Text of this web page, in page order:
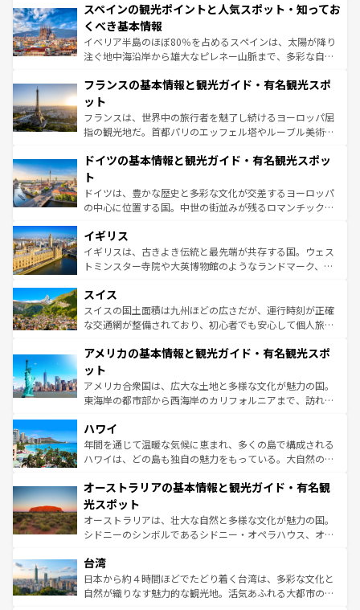
ろん、トスカーナの美しい田園風景やアマルフィ海岸の絶
景など、自然景観も見逃せない。観光の合間には、本場の
ピザやパスタなど、絶品のイタリア料理を堪能することも
できる。朝目覚めてから夜眠るまで、すべての瞬間を楽し
なお、新着のイタリア情報はコンテンツ一覧を参照してほ
しい。
スペインの観光ポイントと人気スポット・知ってお
くべき基本情報
イベリア半島のほぼ80％を占めるスペインは、太陽が降り
注ぐ地中海沿岸から雄大なピレネー山脈まで、多彩な自然
文化が根付くこの国では、情熱的なフラメンコ、熱気あふ
れる闘牛、そして美味しいタパスが生活の一部となってい
る。首都マドリードの洗練された雰囲気や、バルセロナの
アートに溢れた街角から、地方では古代ローマ遺跡や中世
せる。地方によって風土や気候が異なるスペインはその個
ンテンツ一覧 を参照してほしい。
フランスの基本情報と観光ガイド・有名観光スポ
ット
フランスは、世界中の旅行者を魅了し続けるヨーロッパ屈
指の観光地だ。首都パリのエッフェル塔やルーブル美術館
で、幅広い魅力が詰まっている。華麗な宮殿、歴史的な大
聖堂、美しいビーチ、そして豊かな自然が、訪れる者を心
から魅了する。また、フランスは美食の国としても知ら
れ、フランス料理はユネスコ無形文化遺産にも登録されて
香り高いラベンダー畑など、多彩な楽しみ方が可能だ。さ
らに、パリ以外の地域にも魅力が溢れており、どの街角に
も豊かな歴史と文化が息づいている。パリ以外の個性あふ
を参照してほしい。
ドイツの基本情報と観光ガイド・有名観光スポッ
ト
ドイツは、豊かな歴史と多彩な文化が交差するヨーロッパ
の中心に位置する国。中世の街並みが残るロマンチック街
顔を持つこの国は、どこを歩いても飽きることがない。ベ
ルリンの文化的活気、バイエルン州のアルプスの絶景、そ
してライン川沿いのワイン畑といった風景は必見。ビール
は、お酒好きな人にはぜひ体験してほしい。 なお、新着の
ドイツ情報はコンテンツ一覧を参照してほしい。
イギリス
イギリスは、古きよき伝統と最先端が共存する国。ウェス
トミンスター寺院や大英博物館のようなランドマーク、歴
リアごとに異なる魅力がある。また、優雅なアフタヌーン
ティー、ビール好きにはたまらない英国パブ、サッカー観
戦など、本場だからこそできる体験も豊富。イギリスを旅
ンツ一覧を参照してほしい。
スイス
スイスの国土面積は九州ほどの広さだが、運行時刻が正確
な交通網が整備されており、初心者でも安心して個人旅行
の建物がそのまま残る町や、スイスならではのユニークな
博物館もあり、アルプス観光だけでなく町歩きも満喫する
ことができる。国民の所得が高いため物価も高いが、旅行
者向けの交通パス提供のサービスもあり、うまく活用すれ
着のスイス情報は
アメリカの基本情報と観光ガイド・有名観光スポ
ット
アメリカ合衆国は、広大な土地と多様な文化が魅力の国。
東海岸の都市部から西海岸のカリフォルニアまで、訪れる
のような巨大都市は、観光、ショッピング、エンターテイ
ンメントが詰まった刺激的なスポットだ。一方、アメリカ
西部には大自然が広がり、グランドキャニオンやイエロー
部のニューオーリンズでは、音楽と美食が融合した独特の
文化が魅力。旅行者はアメリカの各地域で異なる魅力を楽
しみながら、その多様性と豊かな歴史を感じることができ
るだろう。車でのロードトリップや列車の旅も、アメリカ
情報は
ハワイ
年間を通じて温暖な気候に恵まれ、多くの島で構成される
ハワイは、どの島も独自の魅力をもっている。大自然の神
ワイ島は見逃せない。また、定番の観光地といえばオアフ
島だが、静かな自然を求めるならマウイ島やカウアイ島が
おすすめ。エメラルドグリーンに輝く海をはじめ、豊かな
文化や歴史が息づいている。「アロハスピリット」と呼ば
人々、おいしいローカルフードやハワイアンミュージッ
ク、伝統的なフラダンスなど、すべてがハワイの魅力を彩
っている。訪れるたびに新しい発見と感動が待っているハ
オーストラリアの基本情報と観光ガイド・有名観
光スポット
オーストラリアは、壮大な自然と多様な文化が魅力の国。
シドニーのシンボルであるシドニー・オペラハウス、オー
リアリーフや大陸中央部にそびえるウルル（エアーズロッ
ク）、タスマニアの美しい原生林やケアンズの熱帯雨林な
ど、見どころがたくさん。また、カフェやワイン、オージ
台湾
日本から約４時間ほどでたどり着く台湾は、多彩な文化と
自然が織りなす魅力的な観光地。活気あふれる大都市の台